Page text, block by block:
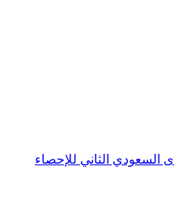
السعودي الثاني للإحصاء